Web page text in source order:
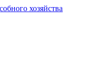
хозяйства